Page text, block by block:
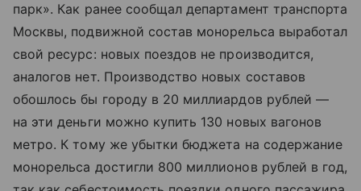
парк». Как ранее сообщал департамент транспорта
Москвы, подвижной состав монорельса выработал
свой ресурс: новых поездов не производится,
аналогов нет. Производство новых составов
обошлось бы городу в 20 миллиардов рублей —
на эти деньги можно купить 130 новых вагонов
метро. К тому же убытки бюджета на содержание
монорельса достигли 800 миллионов рублей в год,